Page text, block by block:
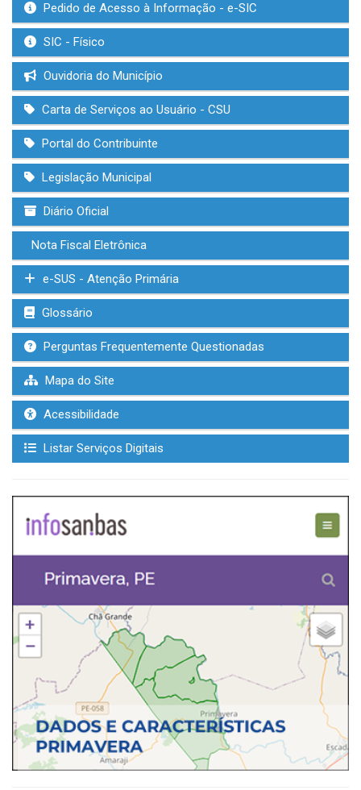
Pedido de Acesso à Informação - e-SIC
SIC - Físico
Ouvidoria do Município
Carta de Serviços ao Usuário - CSU
Portal do Contribuinte
Legislação Municipal
Diário Oficial
Nota Fiscal Eletrônica
e-SUS - Atenção Primária
Glossário
Perguntas Frequentemente Questionadas
Mapa do Site
Acessibilidade
Listar Serviços Digitais